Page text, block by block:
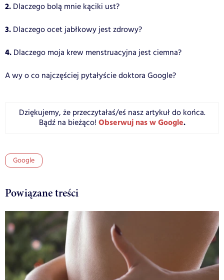
2. Dlaczego bolą mnie kąciki ust?
3. Dlaczego ocet jabłkowy jest zdrowy?
4. Dlaczego moja krew menstruacyjna jest ciemna?
A wy o co najczęściej pytałyście doktora Google?
Dziękujemy, że przeczytałaś/eś nasz artykuł do końca.
Bądź na bieżąco! Obserwuj nas w Google.
Google
Powiązane treści